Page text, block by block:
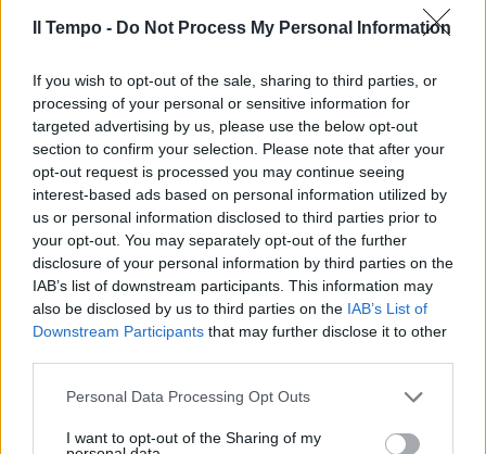
Il Tempo - Do Not Process My Personal Information
If you wish to opt-out of the sale, sharing to third parties, or
processing of your personal or sensitive information for
targeted advertising by us, please use the below opt-out
section to confirm your selection. Please note that after your
opt-out request is processed you may continue seeing
interest-based ads based on personal information utilized by
us or personal information disclosed to third parties prior to
your opt-out. You may separately opt-out of the further
disclosure of your personal information by third parties on the
IAB’s list of downstream participants. This information may
also be disclosed by us to third parties on the IAB’s List of
Downstream Participants that may further disclose it to other
Personal Data Processing Opt Outs
I want to opt-out of the Sharing of my